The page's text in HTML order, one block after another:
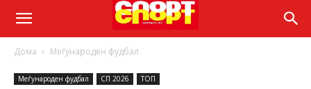
Дома Меѓународен фудбал
Меѓународен фудбал СП 2026 ТОП